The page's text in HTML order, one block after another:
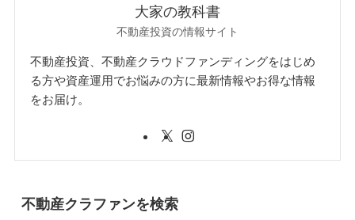
大家の教科書
不動産投資の情報サイト
不動産投資、不動産クラウドファンディングをはじめ
る方や資産運用でお悩みの方に最新情報やお得な情報
をお届け。
不動産クラファンを検索